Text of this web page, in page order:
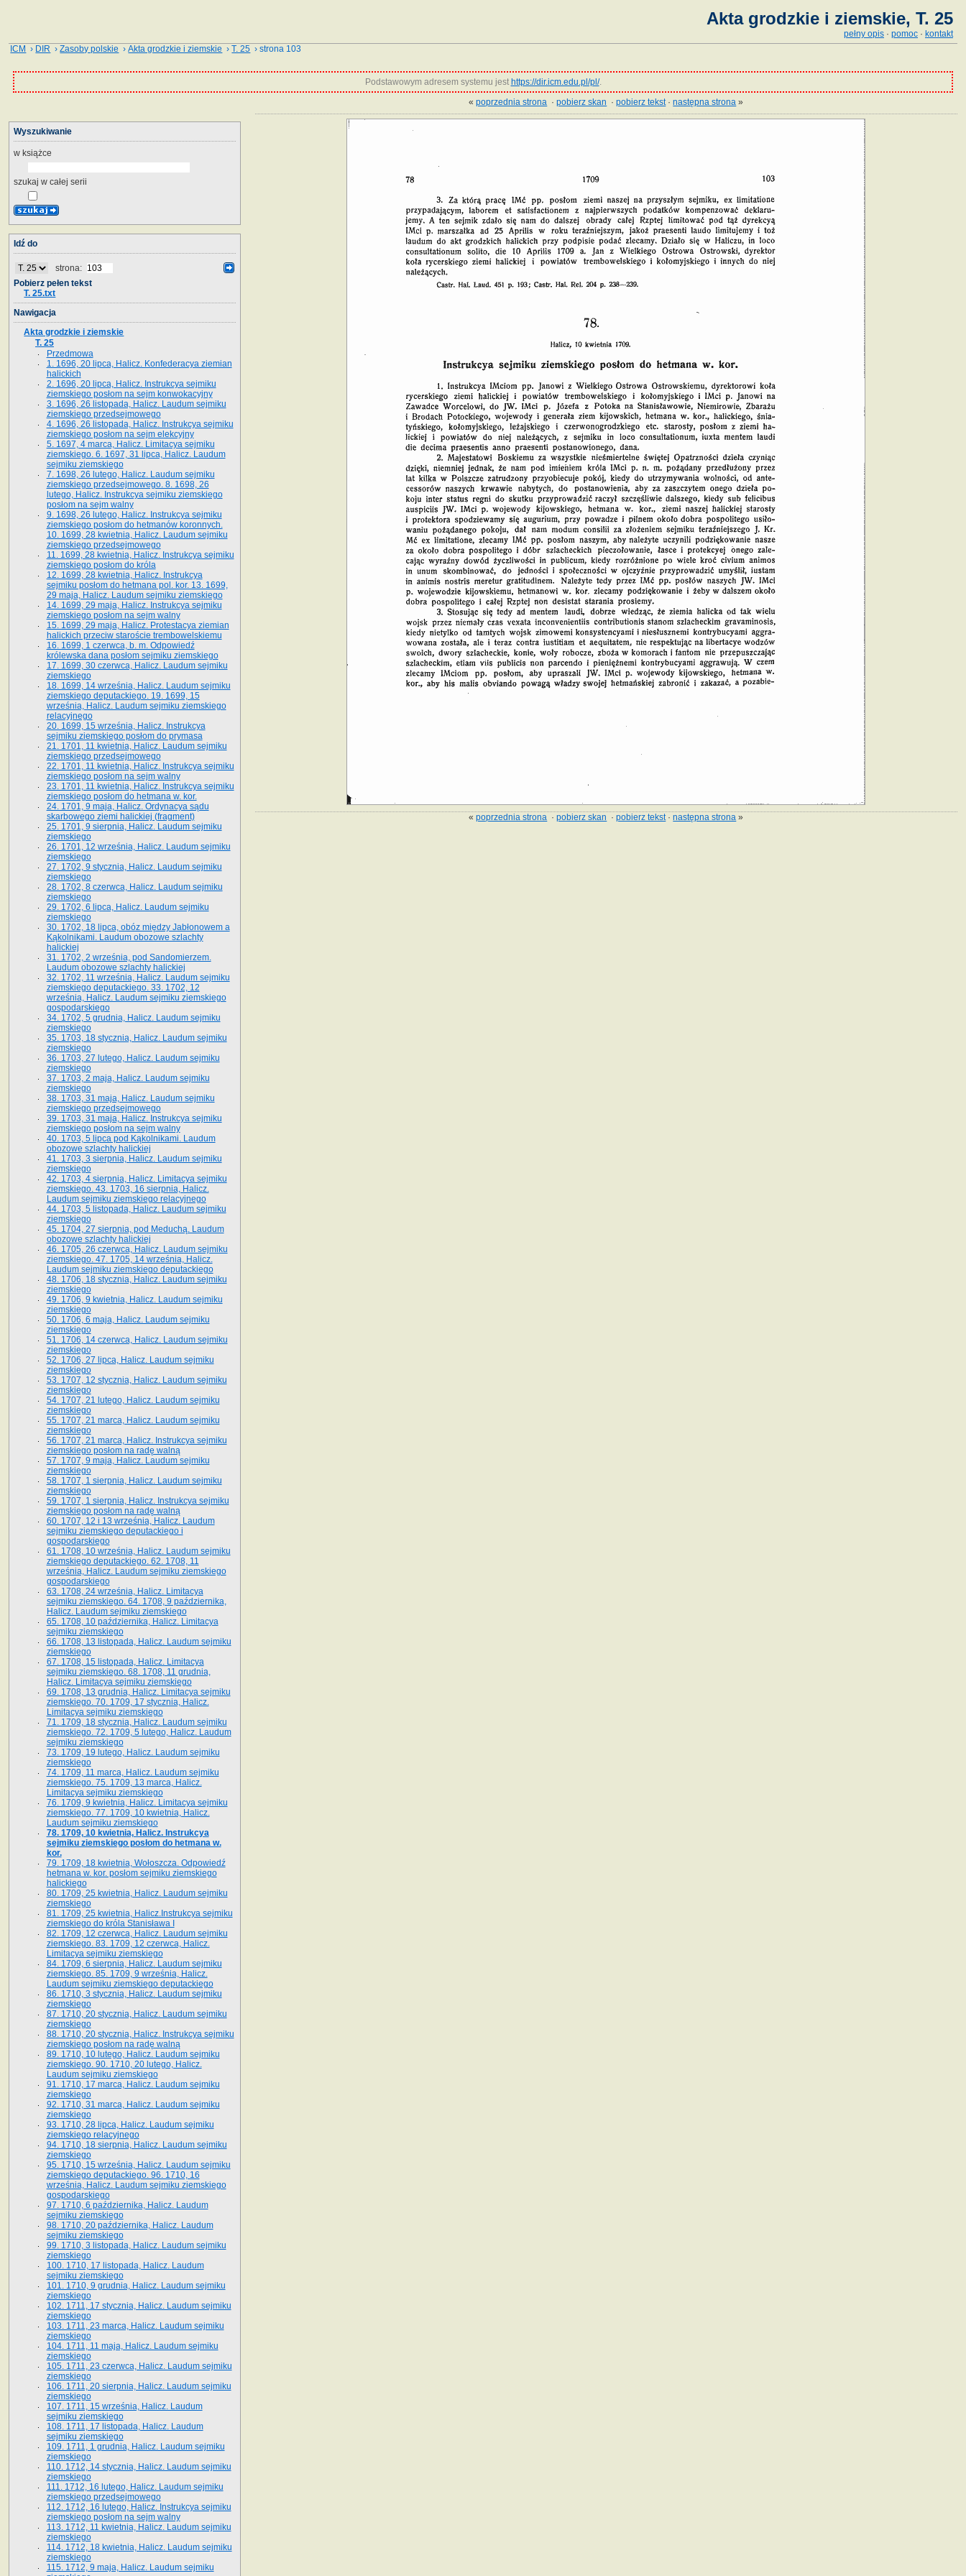
Akta grodzkie i ziemskie, T. 25
pełny opis · pomoc · kontakt
ICM › DIR ›Zasoby polskie ›Akta grodzkie i ziemskie ›T. 25 › strona 103
Podstawowym adresem systemu jest https://dir.icm.edu.pl/pl/.
«poprzednia strona ·pobierz skan ·pobierz tekst·następna strona »
«poprzednia strona ·pobierz skan ·pobierz tekst·następna strona »
Wyszukiwanie
w książce
szukaj w całej serii
Idź do
strona:
Pobierz pełen tekst
T. 25.txt
Nawigacja
Akta grodzkie i ziemskie
T. 25
Przedmowa
1. 1696, 20 lipca, Halicz. Konfederacya ziemian
halickich
2. 1696, 20 lipca, Halicz. Instrukcya sejmiku
ziemskiego posłom na sejm konwokacyjny
3. 1696, 26 listopada, Halicz. Laudum sejmiku
ziemskiego przedsejmowego
4. 1696, 26 listopada, Halicz. Instrukcya sejmiku
ziemskiego posłom na sejm elekcyjny
5. 1697, 4 marca, Halicz. Limitacya sejmiku
ziemskiego. 6. 1697, 31 lipca, Halicz. Laudum
sejmiku ziemskiego
7. 1698, 26 lutego, Halicz. Laudum sejmiku
ziemskiego przedsejmowego. 8. 1698, 26
lutego, Halicz. Instrukcya sejmiku ziemskiego
posłom na sejm walny
9. 1698, 26 lutego, Halicz. Instrukcya sejmiku
ziemskiego posłom do hetmanów koronnych.
10. 1699, 28 kwietnia, Halicz. Laudum sejmiku
ziemskiego przedsejmowego
11. 1699, 28 kwietnia, Halicz. Instrukcya sejmiku
ziemskiego posłom do króla
12. 1699, 28 kwietnia, Halicz. Instrukcya
sejmiku posłom do hetmana pol. kor. 13. 1699,
29 maja, Halicz. Laudum sejmiku ziemskiego
14. 1699, 29 maja, Halicz. Instrukcya sejmiku
ziemskiego posłom na sejm walny
15. 1699, 29 maja, Halicz. Protestacya ziemian
halickich przeciw staroście trembowelskiemu
16. 1699, 1 czerwca, b. m. Odpowiedź
królewska dana posłom sejmiku ziemskiego
17. 1699, 30 czerwca, Halicz. Laudum sejmiku
ziemskiego
18. 1699, 14 września, Halicz. Laudum sejmiku
ziemskiego deputackiego. 19. 1699, 15
września, Halicz. Laudum sejmiku ziemskiego
relacyjnego
20. 1699, 15 września, Halicz. Instrukcya
sejmiku ziemskiego posłom do prymasa
21. 1701, 11 kwietnia, Halicz. Laudum sejmiku
ziemskiego przedsejmowego
22. 1701, 11 kwietnia, Halicz. Instrukcya sejmiku
ziemskiego posłom na sejm walny
23. 1701, 11 kwietnia, Halicz. Instrukcya sejmiku
ziemskiego posłom do hetmana w. kor.
24. 1701, 9 maja, Halicz. Ordynacya sądu
skarbowego ziemi halickiej (fragment)
25. 1701, 9 sierpnia, Halicz. Laudum sejmiku
ziemskiego
26. 1701, 12 września, Halicz. Laudum sejmiku
ziemskiego
27. 1702, 9 stycznia, Halicz. Laudum sejmiku
ziemskiego
28. 1702, 8 czerwca, Halicz. Laudum sejmiku
ziemskiego
29. 1702, 6 lipca, Halicz. Laudum sejmiku
ziemskiego
30. 1702, 18 lipca, obóz między Jabłonowem a
Kąkolnikami. Laudum obozowe szlachty
halickiej
31. 1702, 2 września, pod Sandomierzem.
Laudum obozowe szlachty halickiej
32. 1702, 11 września, Halicz. Laudum sejmiku
ziemskiego deputackiego. 33. 1702, 12
września, Halicz. Laudum sejmiku ziemskiego
gospodarskiego
34. 1702, 5 grudnia, Halicz. Laudum sejmiku
ziemskiego
35. 1703, 18 stycznia, Halicz. Laudum sejmiku
ziemskiego
36. 1703, 27 lutego, Halicz. Laudum sejmiku
ziemskiego
37. 1703, 2 maja, Halicz. Laudum sejmiku
ziemskiego
38. 1703, 31 maja, Halicz. Laudum sejmiku
ziemskiego przedsejmowego
39. 1703, 31 maja, Halicz. Instrukcya sejmiku
ziemskiego posłom na sejm walny
40. 1703, 5 lipca pod Kąkolnikami. Laudum
obozowe szlachty halickiej
41­. 1703, 3 sierpnia, Halicz. Laudum sejmiku
ziemskiego
42. 1703, 4 sierpnia, Halicz. Limitacya sejmiku
ziemskiego. 43. 1703, 16 sierpnia, Halicz.
Laudum sejmiku ziemskiego relacyjnego
44. 1703, 5 listopada, Halicz. Laudum sejmiku
ziemskiego
45. 1704, 27 sierpnia, pod Meduchą. Laudum
obozowe szlachty halickiej
46. 1705, 26 czerwca, Halicz. Laudum sejmiku
ziemskiego. 47. 1705, 14 września, Halicz.
Laudum sejmiku ziemskiego deputackiego
48. 1706, 18 stycznia, Halicz. Laudum sejmiku
ziemskiego
49. 1706, 9 kwietnia, Halicz. Laudum sejmiku
ziemskiego
50. 1706, 6 maja, Halicz. Laudum sejmiku
ziemskiego
51. 1706, 14 czerwca, Halicz. Laudum sejmiku
ziemskiego
52. 1706, 27 lipca, Halicz. Laudum sejmiku
ziemskiego
53. 1707, 12 stycznia, Halicz. Laudum sejmiku
ziemskiego
54. 1707, 21 lutego, Halicz. Laudum sejmiku
ziemskiego
55. 1707, 21 marca, Halicz. Laudum sejmiku
ziemskiego
56. 1707, 21 marca, Halicz. Instrukcya sejmiku
ziemskiego posłom na radę walną
57. 1707, 9 maja, Halicz. Laudum sejmiku
ziemskiego
58. 1707, 1 sierpnia, Halicz. Laudum sejmiku
ziemskiego
59. 1707, 1 sierpnia, Halicz. Instrukcya sejmiku
ziemskiego posłom na radę walną
60. 1707, 12 i 13 września, Halicz. Laudum
sejmiku ziemskiego deputackiego i
gospodarskiego
61. 1708, 10 września, Halicz. Laudum sejmiku
ziemskiego deputackiego. 62. 1708, 11
września, Halicz. Laudum sejmiku ziemskiego
gospodarskiego
63. 1708, 24 września, Halicz. Limitacya
sejmiku ziemskiego. 64. 1708, 9 października,
Halicz. Laudum sejmiku ziemskiego
65­. 1708, 10 października, Halicz. Limitacya
sejmiku ziemskiego
66. 1708, 13 listopada, Halicz. Laudum sejmiku
ziemskiego
67. 1708, 15 listopada, Halicz. Limitacya
sejmiku ziemskiego. 68. 1708, 11 grudnia,
Halicz. Limitacya sejmiku ziemskiego
69. 1708, 13 grudnia, Halicz. Limitacya sejmiku
ziemskiego. 70. 1709, 17 stycznia, Halicz.
Limitacya sejmiku ziemskiego
71. 1709, 18 stycznia, Halicz. Laudum sejmiku
ziemskiego. 72. 1709, 5 lutego, Halicz. Laudum
sejmiku ziemskiego
73. 1709, 19 lutego, Halicz. Laudum sejmiku
ziemskiego
74. 1709, 11 marca, Halicz. Laudum sejmiku
ziemskiego. 75. 1709, 13 marca, Halicz.
Limitacya sejmiku ziemskiego
76. 1709, 9 kwietnia, Halicz. Limitacya sejmiku
ziemskiego. 77. 1709, 10 kwietnia, Halicz.
Laudum sejmiku ziemskiego
78. 1709, 10 kwietnia, Halicz. Instrukcya
sejmiku ziemskiego posłom do hetmana w.
kor.
79. 1709, 18 kwietnia, Wołoszcza. Odpowiedź
hetmana w. kor. posłom sejmiku ziemskiego
halickiego
80. 1709, 25 kwietnia, Halicz. Laudum sejmiku
ziemskiego
81. 1709, 25 kwietnia, Halicz.Instrukcya sejmiku
ziemskiego do króla Stanisława I
82. 1709, 12 czerwca, Halicz. Laudum sejmiku
ziemskiego. 83. 1709, 12 czerwca, Halicz.
Limitacya sejmiku ziemskiego
84. 1709, 6 sierpnia, Halicz. Laudum sejmiku
ziemskiego. 85. 1709, 9 września, Halicz.
Laudum sejmiku ziemskiego deputackiego
86. 1710, 3 stycznia, Halicz. Laudum sejmiku
ziemskiego
87. 1710, 20 stycznia, Halicz. Laudum sejmiku
ziemskiego
88. 1710, 20 stycznia, Halicz. Instrukcya sejmiku
ziemskiego posłom na radę walną
89. 1710, 10 lutego, Halicz. Laudum sejmiku
ziemskiego. 90. 1710, 20 lutego, Halicz.
Laudum sejmiku ziemskiego
91. 1710, 17 marca, Halicz. Laudum sejmiku
ziemskiego
92. 1710, 31 marca, Halicz. Laudum sejmiku
ziemskiego
93. 1710, 28 lipca, Halicz. Laudum sejmiku
ziemskiego relacyjnego
94. 1710, 18 sierpnia, Halicz. Laudum sejmiku
ziemskiego
95. 1710, 15 września, Halicz. Laudum sejmiku
ziemskiego deputackiego. 96. 1710, 16
września, Halicz. Laudum sejmiku ziemskiego
gospodarskiego
97. 1710, 6 października, Halicz. Laudum
sejmiku ziemskiego
98. 1710, 20 października, Halicz. Laudum
sejmiku ziemskiego
99. 1710, 3 listopada, Halicz. Laudum sejmiku
ziemskiego
100. 1710, 17 listopada, Halicz. Laudum
sejmiku ziemskiego
101. 1710, 9 grudnia, Halicz. Laudum sejmiku
ziemskiego
102. 1711, 17 stycznia, Halicz. Laudum sejmiku
ziemskiego
103. 1711, 23 marca, Halicz. Laudum sejmiku
ziemskiego
104. 1711, 11 maja, Halicz. Laudum sejmiku
ziemskiego
105. 1711, 23 czerwca, Halicz. Laudum sejmiku
ziemskiego
106. 1711, 20 sierpnia, Halicz. Laudum sejmiku
ziemskiego
107. 1711, 15 września, Halicz. Laudum
sejmiku ziemskiego
108. 1711, 17 listopada, Halicz. Laudum
sejmiku ziemskiego
109. 1711, 1 grudnia, Halicz. Laudum sejmiku
ziemskiego
110. 1712, 14 stycznia, Halicz. Laudum sejmiku
ziemskiego
111. 1712, 16 lutego, Halicz. Laudum sejmiku
ziemskiego przedsejmowego
112. 1712, 16 lutego, Halicz. Instrukcya sejmiku
ziemskiego posłom na sejm walny
113. 1712, 11 kwietnia, Halicz. Laudum sejmiku
ziemskiego
114. 1712, 18 kwietnia, Halicz. Laudum sejmiku
ziemskiego
115. 1712, 9 maja, Halicz. Laudum sejmiku